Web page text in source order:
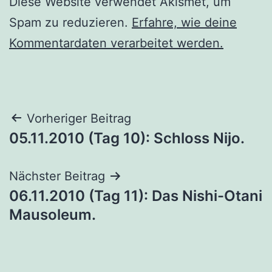
Spam zu reduzieren. Erfahre, wie deine
Kommentardaten verarbeitet werden.
Beitragsnavigation
Vorheriger Beitrag
05.11.2010 (Tag 10): Schloss Nijo.
Nächster Beitrag
06.11.2010 (Tag 11): Das Nishi-Otani
Mausoleum.